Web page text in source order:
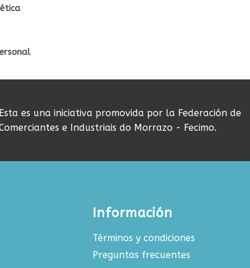
Esta es una iniciativa promovida por la Federación de
e Industriais do Morrazo - Fecimo.
Información
Términos y condiciones
Preguntas frecuentes